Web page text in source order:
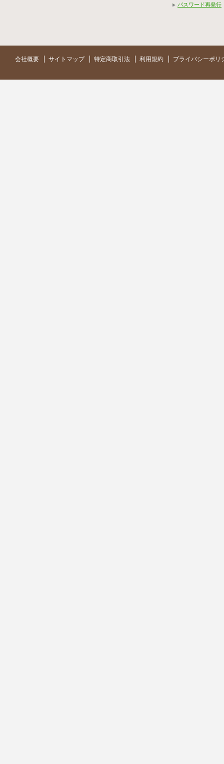
パスワード再発行
会社概要 サイトマップ 特定商取引法 利用規約 プライバシーポリ